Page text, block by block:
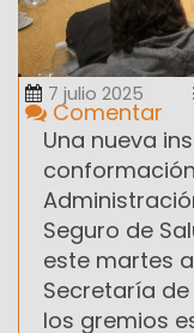
7 julio 2025
Comentar
Una nueva
Seguro de
este martes a
Secretaría de
los gremios